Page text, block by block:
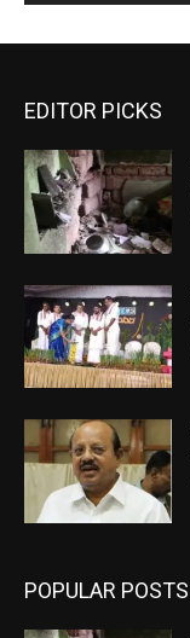
EDITOR PICKS
POPULAR POSTS